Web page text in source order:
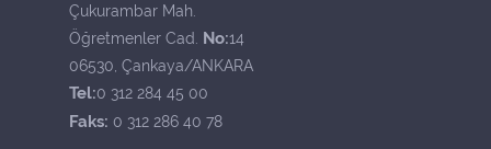
Çukurambar Mah.
Öğretmenler Cad. No:14
06530, Çankaya/ANKARA
Tel:0 312 284 45 00
Faks: 0 312 286 40 78